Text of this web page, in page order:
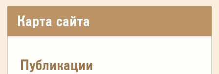
Карта сайта
Публикации